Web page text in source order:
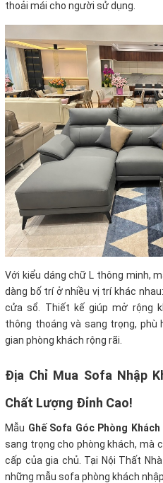
thoải mái cho người sử dụng.
Với kiểu dáng chữ L thông minh,
dàng bố trí ở nhiều vị trí khác
cửa sổ. Thiết kế giúp mở rộng
thông thoáng và sang trọng, phù
gian phòng khách rộng rãi.
Địa Chỉ Mua Sofa Nhập
Chất Lượng Đỉnh Cao!
Mẫu Ghế Sofa Góc Phòng Khách
sang trọng cho phòng khách, mà
cấp của gia chủ. Tại Nội Thất
những mẫu sofa phòng khách